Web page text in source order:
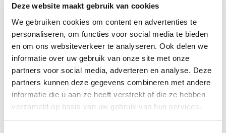
Deze website maakt gebruik van cookies
We gebruiken cookies om content en advertenties te
personaliseren, om functies voor social media te bieden
en om ons websiteverkeer te analyseren. Ook delen we
informatie over uw gebruik van onze site met onze
partners voor social media, adverteren en analyse. Deze
partners kunnen deze gegevens combineren met andere
informatie die u aan ze heeft verstrekt of die ze hebben
verzameld op basis van uw gebruik van hun services.
* Wartel lasthaak met klep
* Makkelijk te demonteren voor onderhoudsdoeleinden
* Met Siemens componenten
* Conform machinerichtlijn 2006/42/EG. geleverd met
testcertificaat, CE en handleiding